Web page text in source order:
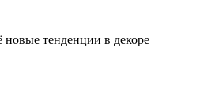
новые тенденции в декоре